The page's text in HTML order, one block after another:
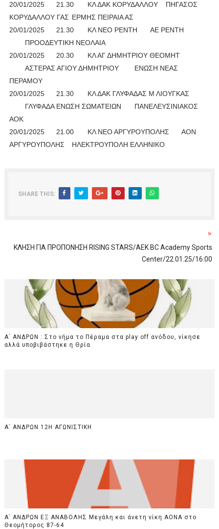
20/01/2025
21.30 ΚΛ ΔΑΚ ΚΟΡΥΔΑΛΛΟΥ
ΠΗΓΑΣΟΣ
ΚΟΡΥΔΑΛΛΟΥ ΓΑΣ ΕΡΜΗΣ ΠΕΙΡΑΙΑ ΑΣ
20/01/2025
21.30 ΚΛ ΝΕΟ ΡΕΝΤΗ
ΑΕ ΡΕΝΤΗ
ΠΡΟΟΔΕΥΤΙΚΗ ΝΕΟΛΑΙΑ
20/01/2025
20.30
ΚΛ ΑΓ ΔΗΜΗΤΡΙΟΥ ΘΕΟΜΗΤ
ΑΣΤΕΡΑΣ ΑΓΙΟΥ ΔΗΜΗΤΡΙΟΥ
ΕΝΩΣΗ ΝΕΑΣ
ΠΕΡΑΜΟΥ
20/01/2025
21.30
ΚΛ ΔΑΚ ΓΛΥΦΑΔΑΣ Μ ΛΙΟΥΓΚΑΣ
ΓΛΥΦΑΔΑ ΕΝΩΣΗ ΣΩΜΑΤΕΙΩΝ
ΠΑΝΕΛΕΥΣΙΝΙΑΚΟΣ
ΑΟΚ
20/01/2025
21.00 ΚΛ ΝΕΟ ΑΡΓΥΡΟΥΠΟΛΗΣ
ΑΟΝ
ΑΡΓΥΡΟΥΠΟΛΗΣ
ΗΛΕΚΤΡΟΥΠΟΛΗ ΕΛΛΗΝΙΚΟ
SHARE THIS:
»
ΚΛΗΣΗ ΓΙΑ ΠΡΟΠΟΝΗΣΗ RISING STARS/ΑΕΚ BC Academy Sports
Center/22.01.25/16:00
Α΄ ΑΝΔΡΩΝ : Στο νήμα το Πέραμα στα play off ανόδου, νίκησε
αλλά υποβιβάστηκε η Θρία
Α΄ ΑΝΔΡΩΝ 12Η ΑΓΩΝΙΣΤΙΚΗ
Α΄ ΑΝΔΡΩΝ ΕΞ ΑΝΑΒΟΛΗΣ Μεγάλη και άνετη νίκη ΑΟΝΑ στο
Θεομήτορος 87-64